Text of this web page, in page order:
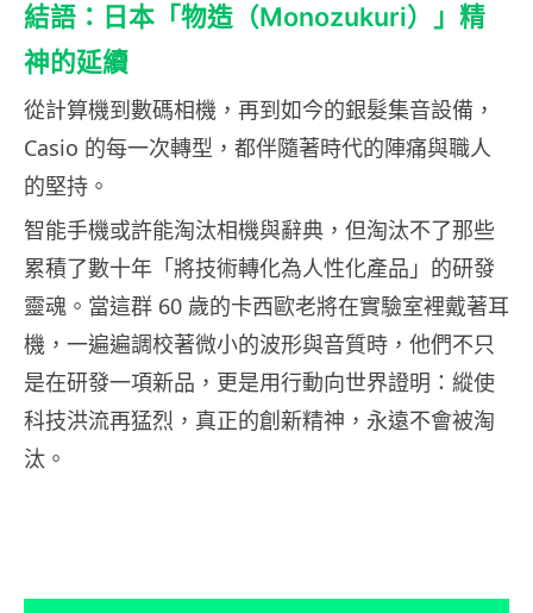
結語：日本「物造（Monozukuri）」精
神的延續
從計算機到數碼相機，再到如今的銀髮集音設備，
Casio 的每一次轉型，都伴隨著時代的陣痛與職人
的堅持。
智能手機或許能淘汰相機與辭典，但淘汰不了那些
累積了數十年「將技術轉化為人性化產品」的研發
靈魂。當這群 60 歲的卡西歐老將在實驗室裡戴著耳
機，一遍遍調校著微小的波形與音質時，他們不只
是在研發一項新品，更是用行動向世界證明：縱使
科技洪流再猛烈，真正的創新精神，永遠不會被淘
汰。